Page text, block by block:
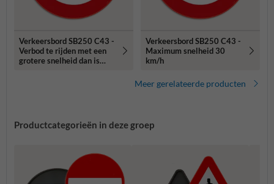
Verkeersbord SB250 C43 -
Verbod te rijden met een
grotere snelheid dan is
Verkeersbord SB250 C43 -
Maximum snelheid 30
km/h
Meer gerelateerde producten
Productcategorieën in deze groep